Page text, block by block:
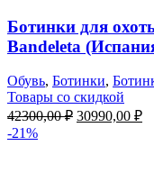
Ботинки для
Bandeleta
Обувь, Ботинки,
Товары со скидкой
42300,00₽ 30990,00 ₽
-21%